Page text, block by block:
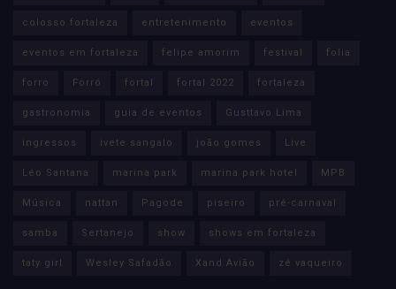
colosso fortaleza entretenimento eventos
eventos em fortaleza felipe amorim festival folia
forro Forró fortal fortal 2022 fortaleza
gastronomia guia de eventos Gusttavo Lima
ingressos ivete sangalo joão gomes Live
Léo Santana marina park marina park hotel MPB
Música nattan Pagode piseiro pré-carnaval
samba Sertanejo show shows em fortaleza
taty girl Wesley Safadão Xand Avião zé vaqueiro